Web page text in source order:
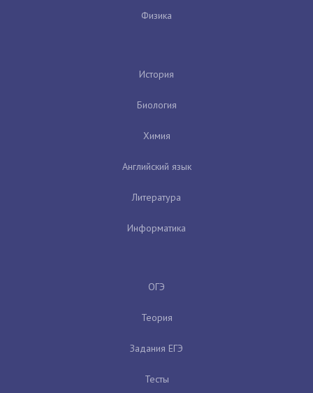
Физика
История
Биология
Химия
Английский язык
Литература
Информатика
ОГЭ
Теория
Задания ЕГЭ
Тесты